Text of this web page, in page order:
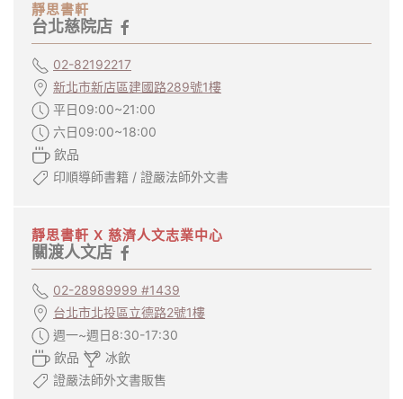
靜思書軒
台北慈院店
02-82192217
新北市新店區建國路289號1樓
平日09:00~21:00
六日09:00~18:00
飲品
印順導師書籍 / 證嚴法師外文書
靜思書軒 X 慈濟人文志業中心
關渡人文店
02-28989999 #1439
台北市北投區立德路2號1樓
週一~週日8:30-17:30
飲品
冰飲
證嚴法師外文書販售